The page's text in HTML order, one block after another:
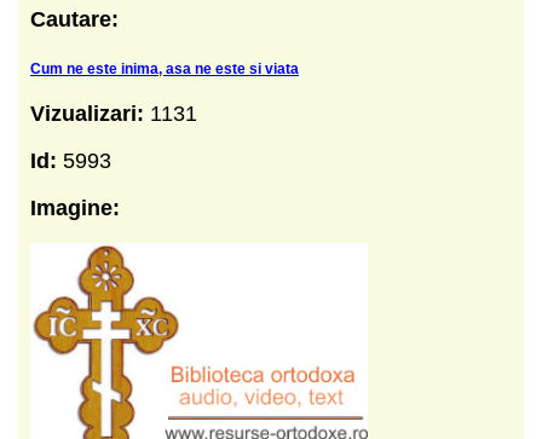
Cautare:
Cum ne este inima, asa ne este si viata
Vizualizari: 1131
Id: 5993
Imagine: